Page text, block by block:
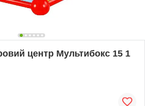
центр Мультибокс 15 1